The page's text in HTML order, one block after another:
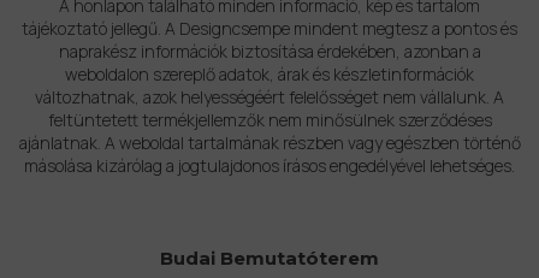
A honlapon található minden információ, kép és tartalom
tájékoztató jellegű. A Designcsempe mindent megtesz a pontos és
naprakész információk biztosítása érdekében, azonban a
weboldalon szereplő adatok, árak és készletinformációk
változhatnak, azok helyességéért felelősséget nem vállalunk. A
feltüntetett termékjellemzők nem minősülnek szerződéses
ajánlatnak. A weboldal tartalmának részben vagy egészben történő
másolása kizárólag a jogtulajdonos írásos engedélyével lehetséges.
Budai Bemutatóterem